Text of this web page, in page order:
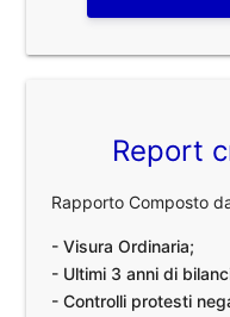
Report
Rapporto Composto
- Visura Ordinaria;
- Ultimi 3 anni di
- Controlli protesti